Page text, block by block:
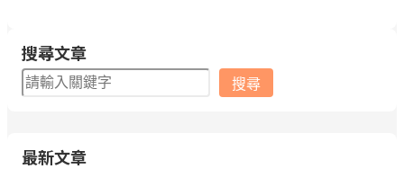
搜尋文章
搜
尋
搜尋
最新文章